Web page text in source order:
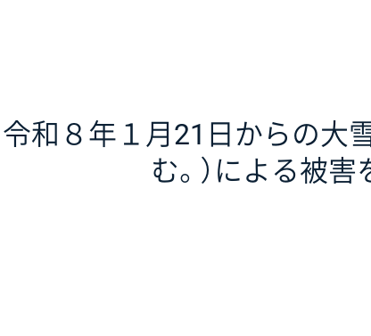
令和８年１月21日からの大
む。）による被